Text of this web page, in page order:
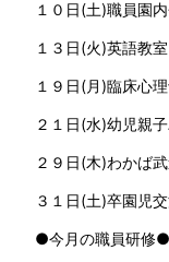
１０日(土)職員園
１３日(火)英語教室
１９日(月)臨床心
２１日(水)幼児親
２９日(木)わかば
３１日(土)卒園児
●今月の職員研修●